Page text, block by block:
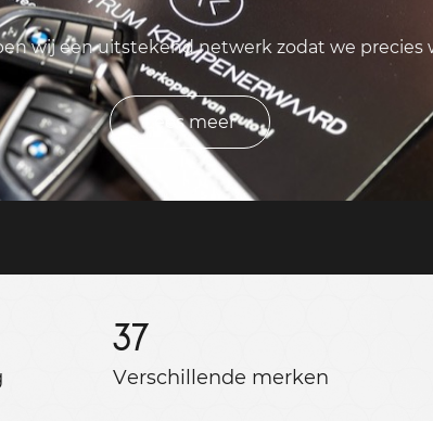
wij een uitstekend netwerk zodat we
Lees meer
37
Verschillende merken